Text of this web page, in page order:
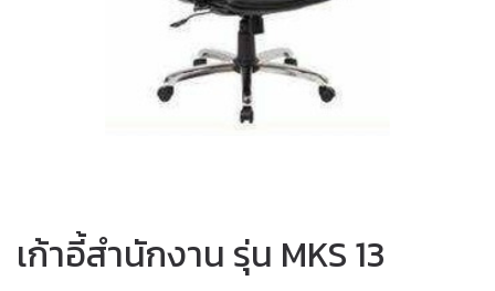
เก้าอี้สำนักงาน รุ่น MKS 13